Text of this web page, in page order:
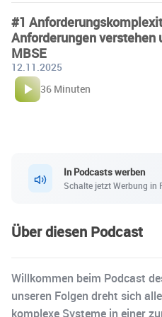
#1
Anforderungen
MBSE
12.11.2025
36 Minuten
In Podcasts werben
Schalte jetzt Werbung in
Über diesen Podcast
Willkommen beim Podcast
unseren Folgen dreht sich
komplexe Systeme in einer